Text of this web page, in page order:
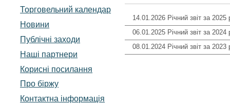
Торговельний календар
Новини
Публічні заходи
Наші партнери
Корисні посилання
Про біржу
Контактна інформація
14.01.2026 Річний звіт за 2025
06.01.2025 Річний звіт за 2024
08.01.2024 Річний звіт за 2023